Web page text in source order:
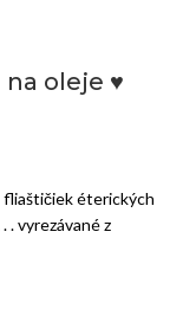
oleje ♥
fliaštičiek éterických
. vyrezávané z